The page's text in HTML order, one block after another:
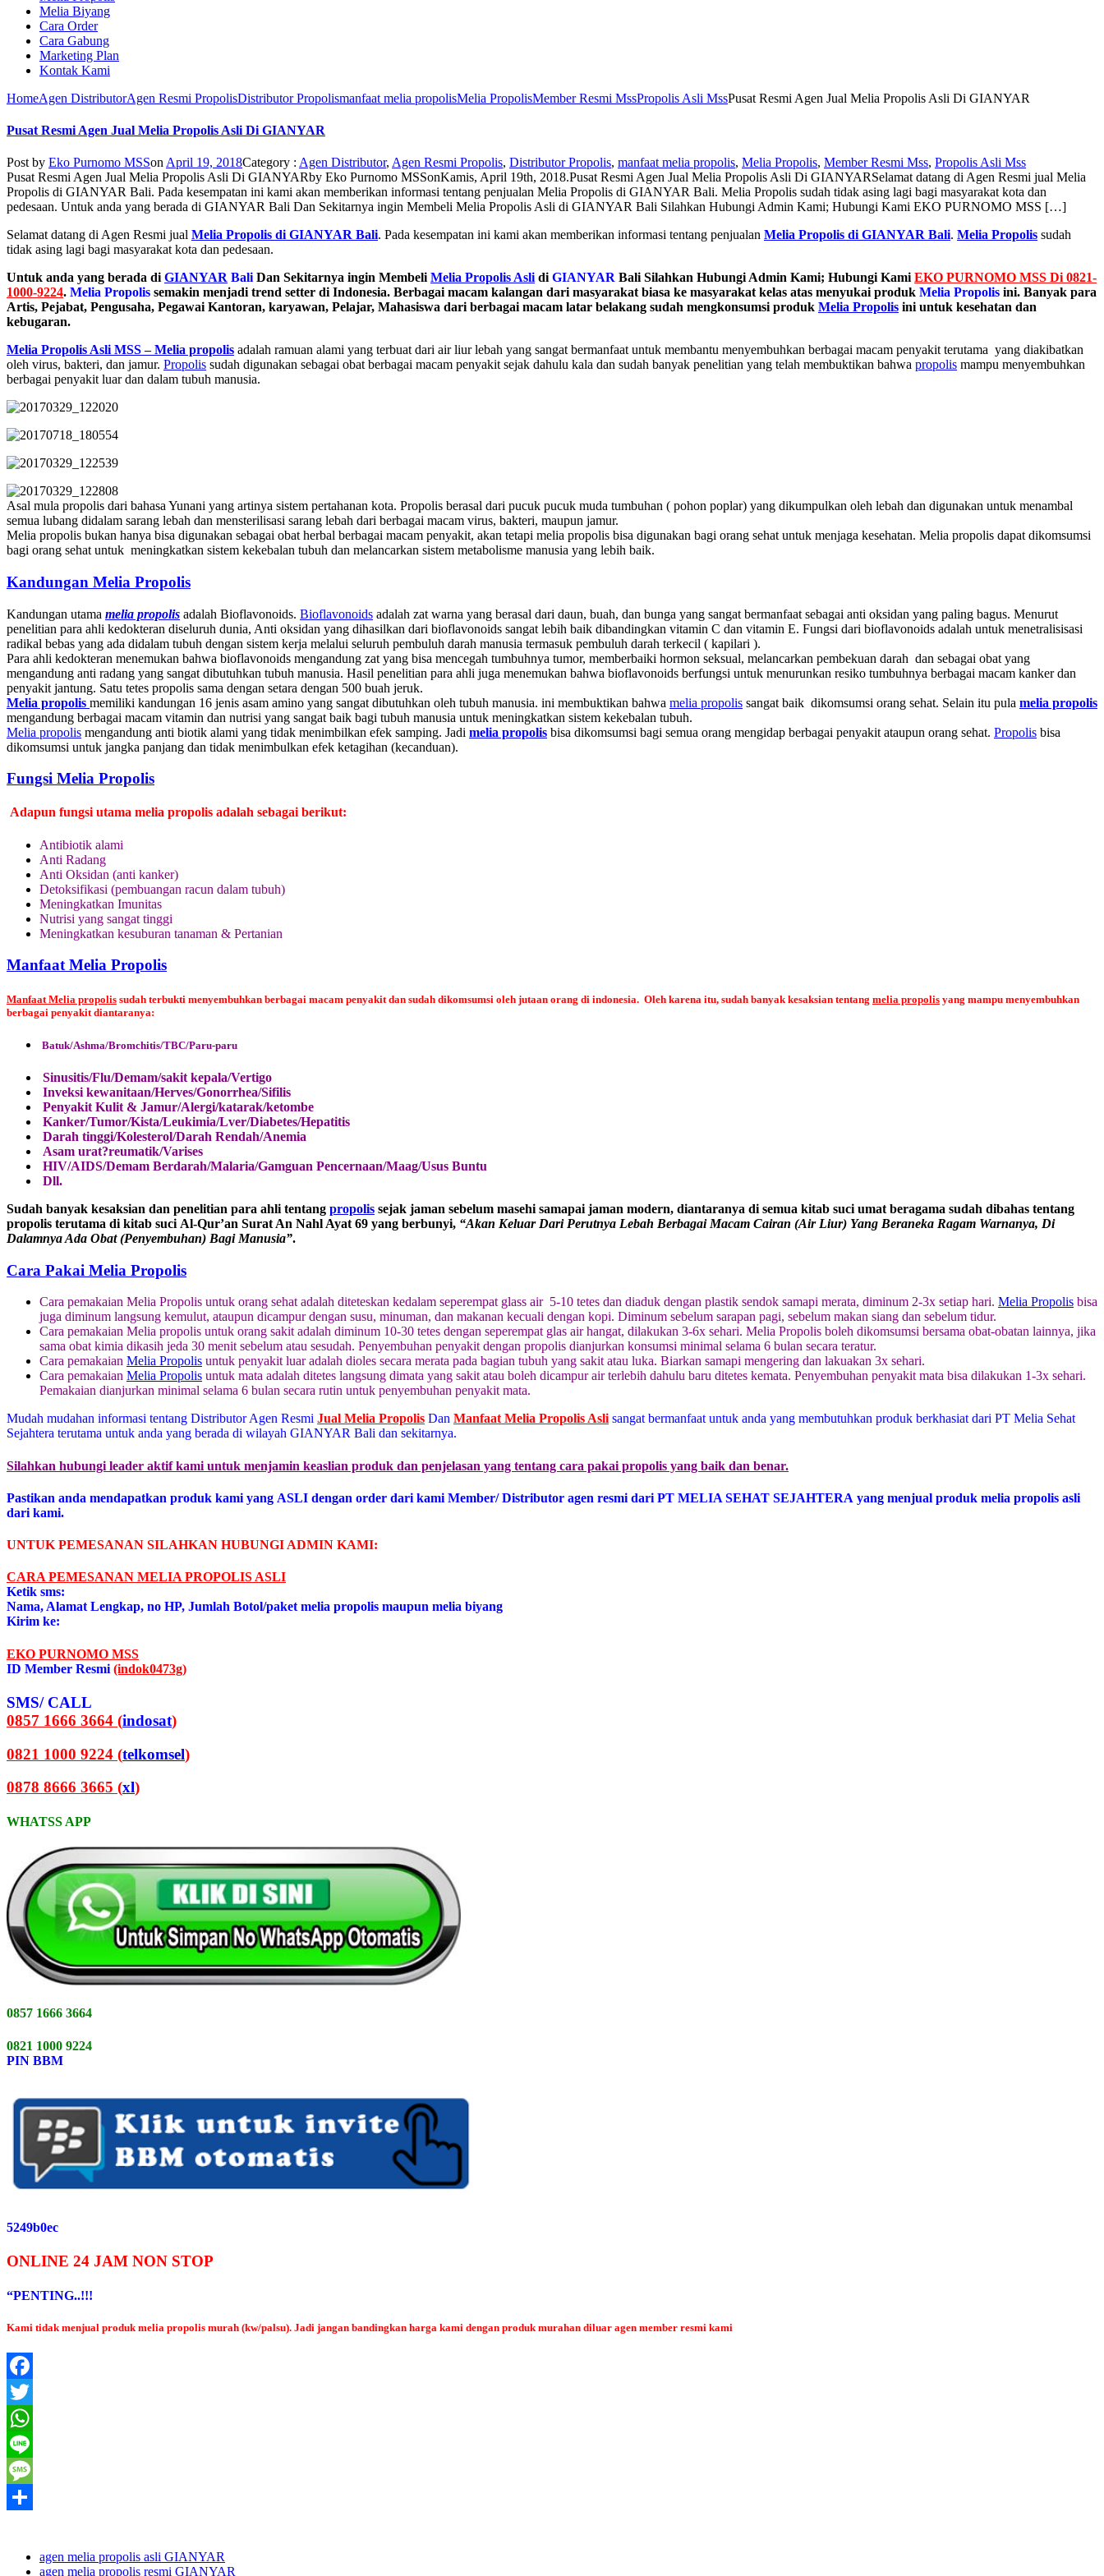
Melia Biyang
Cara Order
Cara Gabung
Marketing Plan
Kontak Kami
HomeAgen DistributorAgen Resmi PropolisDistributor Propolismanfaat melia propolisMelia PropolisMember Resmi MssPropolis Asli MssPusat Resmi Agen Jual Melia Propolis Asli Di GIANYAR
Pusat Resmi Agen Jual Melia Propolis Asli Di GIANYAR
Post by Eko Purnomo MSSon April 19, 2018Category : Agen Distributor, Agen Resmi Propolis, Distributor Propolis, manfaat melia propolis, Melia Propolis, Member Resmi Mss, Propolis Asli Mss
Pusat Resmi Agen Jual Melia Propolis Asli Di GIANYARby Eko Purnomo MSSonKamis, April 19th, 2018.Pusat Resmi Agen Jual Melia Propolis Asli Di GIANYARSelamat datang di Agen Resmi jual Melia
Propolis di GIANYAR Bali. Pada kesempatan ini kami akan memberikan informasi tentang penjualan Melia Propolis di GIANYAR Bali. Melia Propolis sudah tidak asing lagi bagi masyarakat kota dan
pedesaan. Untuk anda yang berada di GIANYAR Bali Dan Sekitarnya ingin Membeli Melia Propolis Asli di GIANYAR Bali Silahkan Hubungi Admin Kami; Hubungi Kami EKO PURNOMO MSS […]
Selamat datang di Agen Resmi jual Melia Propolis di GIANYAR Bali. Pada kesempatan ini kami akan memberikan informasi tentang penjualan Melia Propolis di GIANYAR Bali. Melia Propolis sudah
tidak asing lagi bagi masyarakat kota dan pedesaan.
Untuk anda yang berada di GIANYAR Bali Dan Sekitarnya ingin Membeli Melia Propolis Asli di GIANYAR Bali Silahkan Hubungi Admin Kami; Hubungi Kami EKO PURNOMO MSS Di 0821-
1000-9224. Melia Propolis semakin menjadi trend setter di Indonesia. Berbagai macam kalangan dari masyarakat biasa ke masyarakat kelas atas menyukai produk Melia Propolis ini. Banyak para
Artis, Pejabat, Pengusaha, Pegawai Kantoran, karyawan, Pelajar, Mahasiswa dari berbagai macam latar belakang sudah mengkonsumsi produk Melia Propolis ini untuk kesehatan dan
kebugaran.
Melia Propolis Asli MSS – Melia propolis adalah ramuan alami yang terbuat dari air liur lebah yang sangat bermanfaat untuk membantu menyembuhkan berbagai macam penyakit terutama yang diakibatkan
oleh virus, bakteri, dan jamur. Propolis sudah digunakan sebagai obat berbagai macam penyakit sejak dahulu kala dan sudah banyak penelitian yang telah membuktikan bahwa propolis mampu menyembuhkan
berbagai penyakit luar dan dalam tubuh manusia.
Asal mula propolis dari bahasa Yunani yang artinya sistem pertahanan kota. Propolis berasal dari pucuk pucuk muda tumbuhan ( pohon poplar) yang dikumpulkan oleh lebah dan digunakan untuk menambal
semua lubang didalam sarang lebah dan mensterilisasi sarang lebah dari berbagai macam virus, bakteri, maupun jamur.
Melia propolis bukan hanya bisa digunakan sebagai obat herbal berbagai macam penyakit, akan tetapi melia propolis bisa digunakan bagi orang sehat untuk menjaga kesehatan. Melia propolis dapat dikomsumsi
bagi orang sehat untuk meningkatkan sistem kekebalan tubuh dan melancarkan sistem metabolisme manusia yang lebih baik.
Kandungan Melia Propolis
Kandungan utama melia propolis adalah Bioflavonoids. Bioflavonoids adalah zat warna yang berasal dari daun, buah, dan bunga yang sangat bermanfaat sebagai anti oksidan yang paling bagus. Menurut
penelitian para ahli kedokteran diseluruh dunia, Anti oksidan yang dihasilkan dari bioflavonoids sangat lebih baik dibandingkan vitamin C dan vitamin E. Fungsi dari bioflavonoids adalah untuk menetralisisasi
radikal bebas yang ada didalam tubuh dengan sistem kerja melalui seluruh pembuluh darah manusia termasuk pembuluh darah terkecil ( kapilari ).
Para ahli kedokteran menemukan bahwa bioflavonoids mengandung zat yang bisa mencegah tumbuhnya tumor, memberbaiki hormon seksual, melancarkan pembekuan darah dan sebagai obat yang
mengandung anti radang yang sangat dibutuhkan tubuh manusia. Hasil penelitian para ahli juga menemukan bahwa bioflavonoids berfungsi untuk menurunkan resiko tumbuhnya berbagai macam kanker dan
penyakit jantung. Satu tetes propolis sama dengan setara dengan 500 buah jeruk.
Melia propolis memiliki kandungan 16 jenis asam amino yang sangat dibutuhkan oleh tubuh manusia. ini membuktikan bahwa melia propolis sangat baik dikomsumsi orang sehat. Selain itu pula melia propolis
mengandung berbagai macam vitamin dan nutrisi yang sangat baik bagi tubuh manusia untuk meningkatkan sistem kekebalan tubuh.
Melia propolis mengandung anti biotik alami yang tidak menimbilkan efek samping. Jadi melia propolis bisa dikomsumsi bagi semua orang mengidap berbagai penyakit ataupun orang sehat. Propolis bisa
dikomsumsi untuk jangka panjang dan tidak menimbulkan efek ketagihan (kecanduan).
Fungsi Melia Propolis
Adapun fungsi utama melia propolis adalah sebagai berikut:
Antibiotik alami
Anti Radang
Anti Oksidan (anti kanker)
Detoksifikasi (pembuangan racun dalam tubuh)
Meningkatkan Imunitas
Nutrisi yang sangat tinggi
Meningkatkan kesuburan tanaman & Pertanian
Manfaat Melia Propolis
Manfaat Melia propolis sudah terbukti menyembuhkan berbagai macam penyakit dan sudah dikomsumsi oleh jutaan orang di indonesia. Oleh karena itu, sudah banyak kesaksian tentang melia propolis yang mampu menyembuhkan
berbagai penyakit diantaranya:
Batuk/Ashma/Bromchitis/TBC/Paru-paru
Sinusitis/Flu/Demam/sakit kepala/Vertigo
Inveksi kewanitaan/Herves/Gonorrhea/Sifilis
Penyakit Kulit & Jamur/Alergi/katarak/ketombe
Kanker/Tumor/Kista/Leukimia/Lver/Diabetes/Hepatitis
Darah tinggi/Kolesterol/Darah Rendah/Anemia
Asam urat?reumatik/Varises
HIV/AIDS/Demam Berdarah/Malaria/Gamguan Pencernaan/Maag/Usus Buntu
Dll.
Sudah banyak kesaksian dan penelitian para ahli tentang propolis sejak jaman sebelum masehi samapai jaman modern, diantaranya di semua kitab suci umat beragama sudah dibahas tentang
propolis terutama di kitab suci Al-Qur’an Surat An Nahl Ayat 69 yang berbunyi, “Akan Keluar Dari Perutnya Lebah Berbagai Macam Cairan (Air Liur) Yang Beraneka Ragam Warnanya, Di
Dalamnya Ada Obat (Penyembuhan) Bagi Manusia”.
Cara Pakai Melia Propolis
Cara pemakaian Melia Propolis untuk orang sehat adalah diteteskan kedalam seperempat glass air 5-10 tetes dan diaduk dengan plastik sendok samapi merata, diminum 2-3x setiap hari. Melia Propolis bisa
juga diminum langsung kemulut, ataupun dicampur dengan susu, minuman, dan makanan kecuali dengan kopi. Diminum sebelum sarapan pagi, sebelum makan siang dan sebelum tidur.
Cara pemakaian Melia propolis untuk orang sakit adalah diminum 10-30 tetes dengan seperempat glas air hangat, dilakukan 3-6x sehari. Melia Propolis boleh dikomsumsi bersama obat-obatan lainnya, jika
sama obat kimia dikasih jeda 30 menit sebelum atau sesudah. Penyembuhan penyakit dengan propolis dianjurkan konsumsi minimal selama 6 bulan secara teratur.
Cara pemakaian Melia Propolis untuk penyakit luar adalah dioles secara merata pada bagian tubuh yang sakit atau luka. Biarkan samapi mengering dan lakuakan 3x sehari.
Cara pemakaian Melia Propolis untuk mata adalah ditetes langsung dimata yang sakit atau boleh dicampur air terlebih dahulu baru ditetes kemata. Penyembuhan penyakit mata bisa dilakukan 1-3x sehari.
Pemakaian dianjurkan minimal selama 6 bulan secara rutin untuk penyembuhan penyakit mata.
Mudah mudahan informasi tentang Distributor Agen Resmi Jual Melia Propolis Dan Manfaat Melia Propolis Aslisangat bermanfaat untuk anda yang membutuhkan produk berkhasiat dari PT Melia Sehat
Sejahtera terutama untuk anda yang berada di wilayah GIANYAR Bali dan sekitarnya.
Silahkan hubungi leader aktif kami untuk menjamin keaslian produk dan penjelasan yang tentang cara pakai propolis yang baik dan benar.
Pastikan anda mendapatkan produk kami yang ASLI dengan order dari kami Member/ Distributor agen resmi dari PT MELIA SEHAT SEJAHTERA yang menjual produk melia propolis asli
dari kami.
UNTUK PEMESANAN SILAHKAN HUBUNGI ADMIN KAMI:
CARA PEMESANAN MELIA PROPOLIS ASLI
Ketik sms:
Nama, Alamat Lengkap, no HP, Jumlah Botol/paket melia propolis maupun melia biyang
Kirim ke:
EKO PURNOMO MSS
ID Member Resmi (indok0473g)
SMS/ CALL
0857 1666 3664 (indosat)
0821 1000 9224 (telkomsel)
0878 8666 3665 (xl)
WHATSS APP
0857 1666 3664
0821 1000 9224
PIN BBM
5249b0ec
ONLINE 24 JAM NON STOP
“PENTING..!!!
Kami tidak menjual produk melia propolis murah (kw/palsu). Jadi jangan bandingkan harga kami dengan produk murahan diluar agen member resmi kami
Facebook
Twitter
WhatsApp
Line
Message
agen melia propolis asli GIANYAR
agen melia propolis resmi GIANYAR